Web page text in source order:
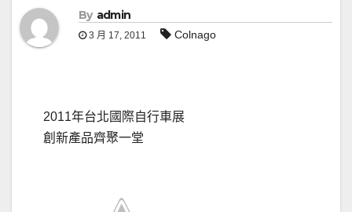
By admin
3 月 17, 2011 Colnago
2011年台北國際自行車展
創新產品齊聚一堂